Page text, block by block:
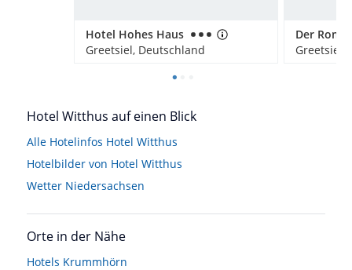
Hotel Hohes Haus
Greetsiel, Deutschland
Der
Greetsiel,
Hotel Witthus auf einen Blick
Alle Hotelinfos Hotel Witthus
Hotelbilder von Hotel Witthus
Wetter Niedersachsen
Orte in der Nähe
Hotels Krummhörn